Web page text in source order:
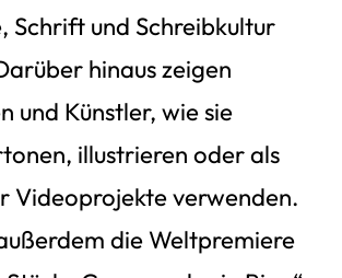
Schrift und Schreibkultur
hinaus zeigen
und Künstler, wie sie
illustrieren oder als
Videoprojekte verwenden.
die Weltpremiere